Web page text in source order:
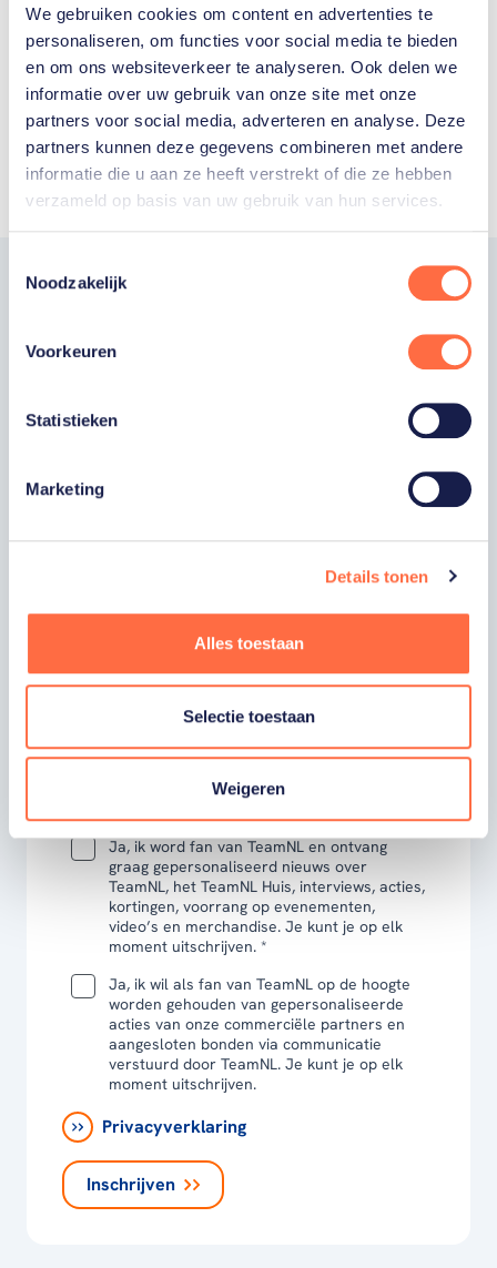
We gebruiken cookies om content en advertenties te
personaliseren, om functies voor social media te bieden
en om ons websiteverkeer te analyseren. Ook delen we
informatie over uw gebruik van onze site met onze
partners voor social media, adverteren en analyse. Deze
partners kunnen deze gegevens combineren met andere
informatie die u aan ze heeft verstrekt of die ze hebben
verzameld op basis van uw gebruik van hun services.
Noodzakelijk
Voorkeuren
Statistieken
Marketing
Details tonen
Alles toestaan
Selectie toestaan
Weigeren
Toon alle
TeamNL
Wil je als fan van TeamNL als eerste op de
winactie's of toffe sportupdates? Vul dan
hieronder je gegevens in om je in te schrijven
voor onze nieuwsbrief.
Ja, ik word fan van TeamNL en ontvang
graag gepersonaliseerd nieuws over
TeamNL, het TeamNL Huis, interviews, acties,
kortingen, voorrang op evenementen,
video’s en merchandise. Je kunt je op elk
moment uitschrijven. *
Ja, ik wil als fan van TeamNL op de hoogte
worden gehouden van gepersonaliseerde
acties van onze commerciële partners en
aangesloten bonden via communicatie
verstuurd door TeamNL. Je kunt je op elk
moment uitschrijven.
Privacyverklaring
Inschrijven